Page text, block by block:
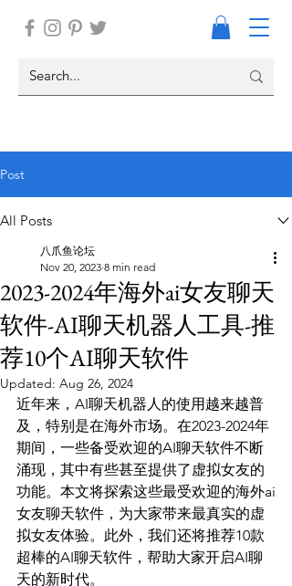
Post
All Posts
2023-2024年海外ai女友聊天
软件-AI聊天机器人工具-推
荐10个AI聊天软件
八爪鱼论坛
Nov 20, 2023 8 min read
Updated: Aug 26, 2024
近年来，AI聊天机器人的使用越来越普
及，特别是在海外市场。在2023-2024年
期间，一些备受欢迎的AI聊天软件不断
涌现，其中有些甚至提供了虚拟女友的
功能。本文将探索这些最受欢迎的海外ai
女友聊天软件，为大家带来最真实的虚
拟女友体验。此外，我们还将推荐10款
超棒的AI聊天软件，帮助大家开启AI聊
天的新时代。